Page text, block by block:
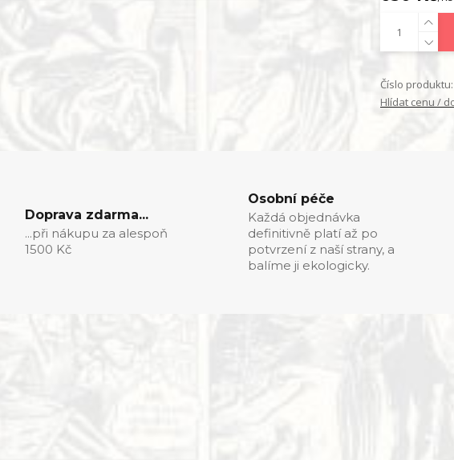
Číslo produktu:
Hlídat cenu /
Doprava zdarma...
...při nákupu za alespoň
1500 Kč
Osobní péče
Každá objednávka
definitivně platí až po
potvrzení z naší strany, a
balíme ji ekologicky.